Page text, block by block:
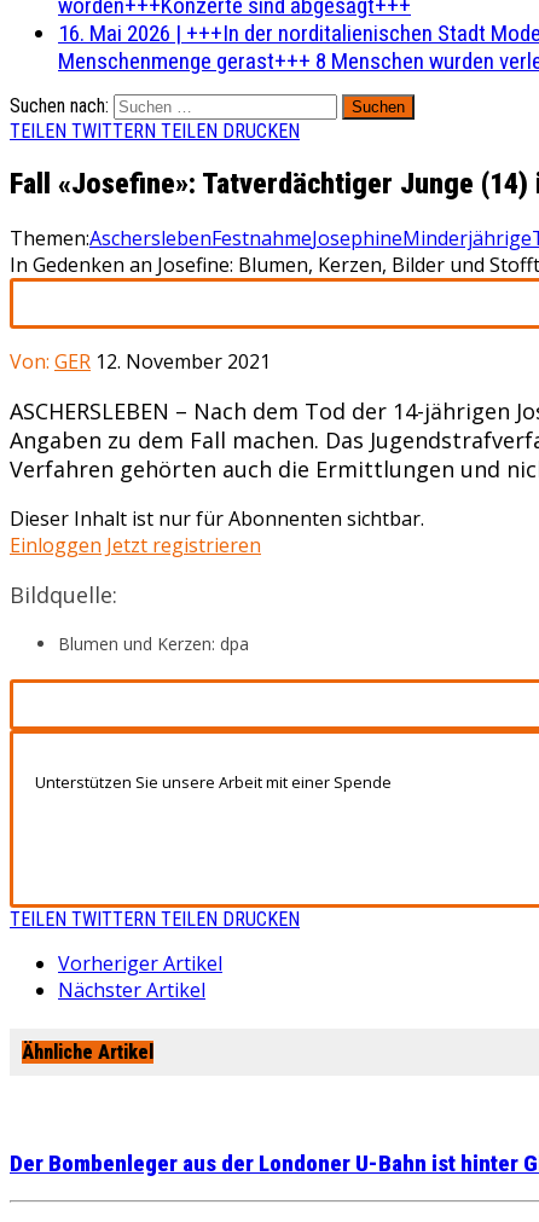
16. Mai 2026 | +++In der norditalienischen Stadt
Menschenmenge gerast+++ 8 Menschen wurden
Suchen nach:
TEILEN TWITTERN TEILEN DRUCKEN
Fall «Josefine»: Tatverdächtiger Junge
Themen:AscherslebenFestnahmeJosephineMinderjährige
In Gedenken an Josefine: Blumen, Kerzen, Bilder und
Von: GER 12. November 2021
ASCHERSLEBEN – Nach dem Tod der 14-
Angaben zu dem Fall machen. Das
Verfahren gehörten auch die Ermittlungen und
Dieser Inhalt ist nur für Abonnenten sichtbar.
Einloggen Jetzt registrieren
Bildquelle:
Blumen und Kerzen: dpa
Unterstützen Sie unsere Arbeit mit einer Spende
TEILEN TWITTERN TEILEN DRUCKEN
Vorheriger Artikel
Nächster Artikel
Ähnliche Artikel
Der Bombenleger aus der Londoner U-Bahn ist hinter